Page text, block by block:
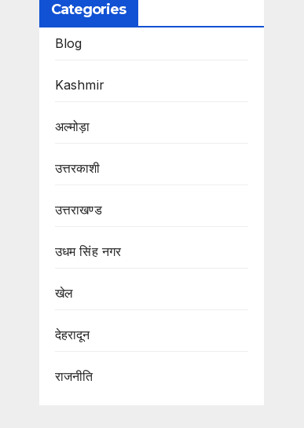
Categories
Blog
Kashmir
अल्मोड़ा
उत्तरकाशी
उत्तराखण्ड
उधम सिंह नगर
खेल
देहरादून
राजनीति